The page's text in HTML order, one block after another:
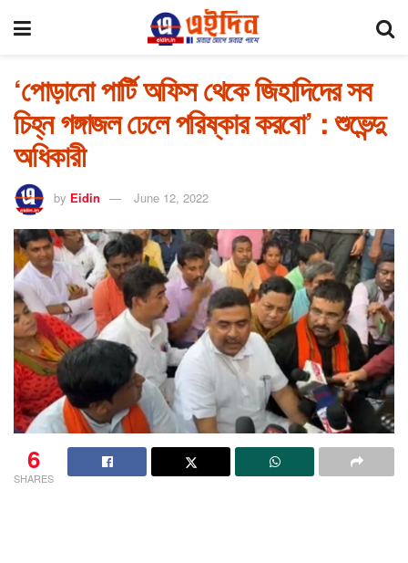
‘পোড়ানো পার্টি অফিস থেকে জিহাদিদের সব
চিহ্ন গঙ্গাজল ঢেলে পরিষ্কার করবো’ : শুভেন্দু
অধিকারী
by Eidin June 12, 2022
6
SHARES